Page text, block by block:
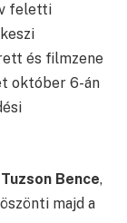
feletti
és filmzene
október 6-án
Tuzson Bence,
majd a